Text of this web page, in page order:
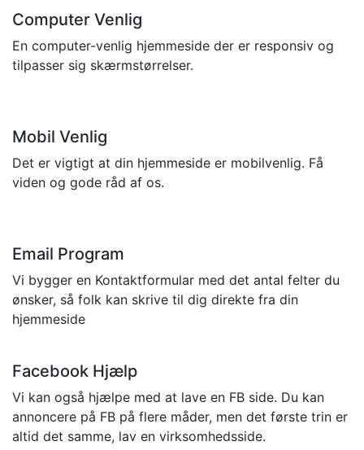
Computer Venlig
En computer-venlig hjemmeside der er responsiv og
tilpasser sig skærmstørrelser.
Mobil Venlig
Det er vigtigt at din hjemmeside er mobilvenlig. Få
viden og gode råd af os.
Email Program
Vi bygger en Kontaktformular med det antal felter du
ønsker, så folk kan skrive til dig direkte fra din
hjemmeside
Facebook Hjælp
Vi kan også hjælpe med at lave en FB side. Du kan
annoncere på FB på flere måder, men det første trin er
altid det samme, lav en virksomhedsside.